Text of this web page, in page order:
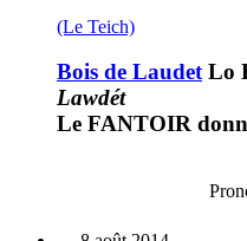
(Le Teich)
Bois de LaudetLo
Lawdét
Le FANTOIR